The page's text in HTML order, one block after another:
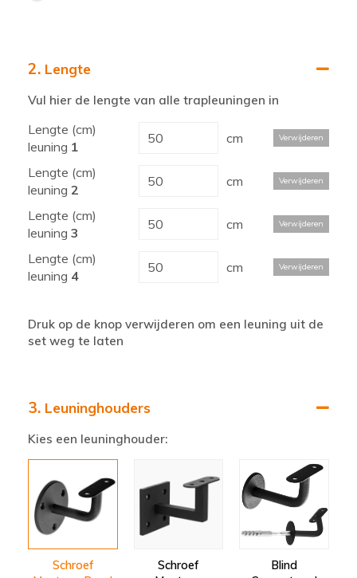
2. Lengte
Vul hier de lengte van alle trapleuningen in
Lengte (cm)
leuning 1
cm Verwijderen
Lengte (cm)
leuning 2
cm Verwijderen
Lengte (cm)
leuning 3
cm Verwijderen
Lengte (cm)
leuning 4
cm Verwijderen
Druk op de knop verwijderen om een leuning uit de
set weg te laten
3. Leuninghouders
Kies een leuninghouder:
Schroef
Schroef
Blind